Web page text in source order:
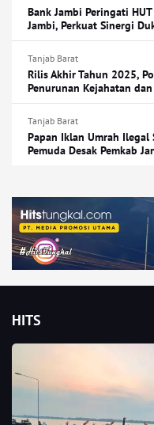
Bank Jambi Peringati
Jambi, Perkuat Sinergi
Tanjab Barat
Rilis Akhir Tahun 2025,
Penurunan Kejahatan
Tanjab Barat
Papan Iklan Umrah Ilegal
Pemuda Desak Pemkab
HITS